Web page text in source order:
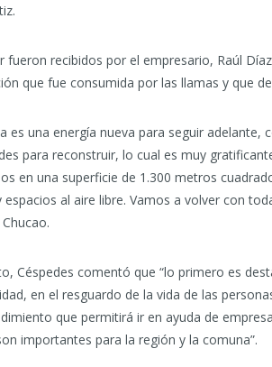
fueron recibidos por el empresario, Raúl
que fue consumida por las llamas y que
es una energía nueva para seguir
para reconstruir, lo cual es muy
en una superficie de 1.300 metros
espacios al aire libre. Vamos a volver con
Céspedes comentó que “lo primero es
en el resguardo de la vida de las
que permitirá ir en ayuda de
importantes para la región y la comuna”.